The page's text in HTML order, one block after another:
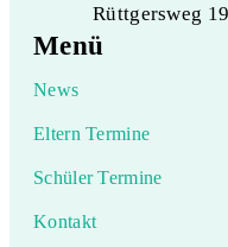
Rüttgersweg
Menü
News
Eltern Termine
Schüler Termine
Kontakt